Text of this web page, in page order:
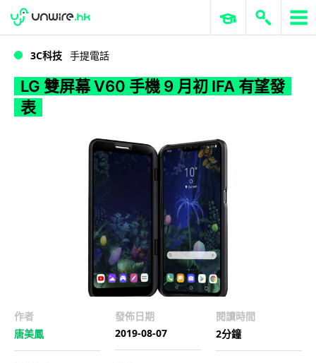
LG 雙屏幕 V60 手機 9 月初 IFA 有望發表
WWDC 2026 ERP 與商業 AI
3C科技 手提電話
LG 雙屏幕 V60 手機 9 月初 IFA 有望發
表
作者
唐美鳳
發佈日期
2019-08-07
閱讀時間
2分鐘